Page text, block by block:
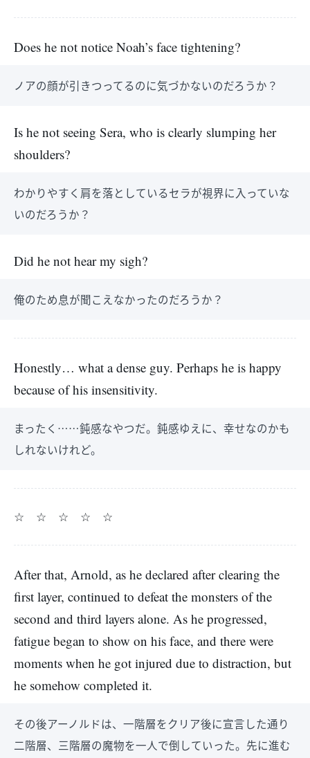
Does he not notice Noah’s face tightening?
ノアの顔が引きつってるのに気づかないのだろうか？
Is he not seeing Sera, who is clearly slumping her
shoulders?
わかりやすく肩を落としているセラが視界に入っていな
いのだろうか？
Did he not hear my sigh?
俺のため息が聞こえなかったのだろうか？
Honestly… what a dense guy. Perhaps he is happy
because of his insensitivity.
まったく……鈍感なやつだ。鈍感ゆえに、幸せなのかも
しれないけれど。
☆ ☆ ☆ ☆ ☆
After that, Arnold, as he declared after clearing the
first layer, continued to defeat the monsters of the
second and third layers alone. As he progressed,
fatigue began to show on his face, and there were
moments when he got injured due to distraction, but
he somehow completed it.
その後アーノルドは、一階層をクリア後に宣言した通り
二階層、三階層の魔物を一人で倒していった。先に進む